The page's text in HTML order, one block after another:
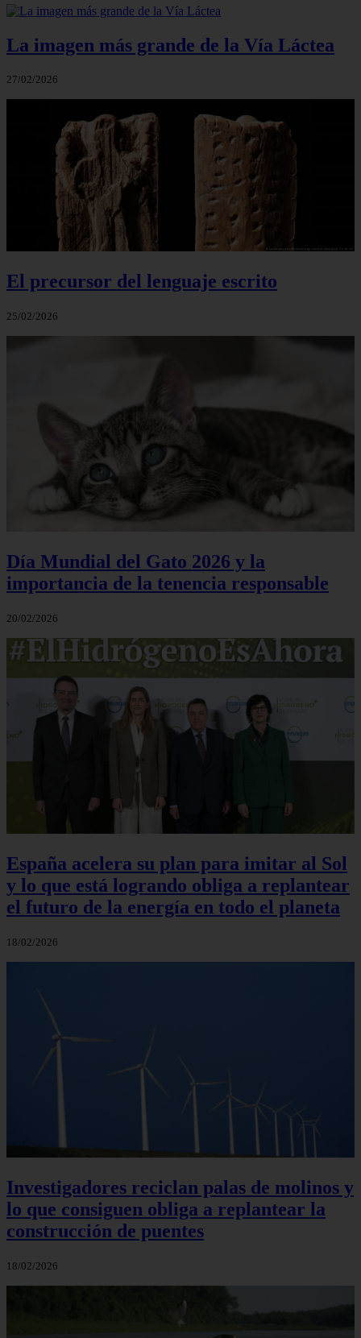
La imagen más grande de la Vía Láctea
27/02/2026
El precursor del lenguaje escrito
25/02/2026
Día Mundial del Gato 2026 y la
importancia de la tenencia responsable
20/02/2026
España acelera su plan para imitar al Sol
y lo que está logrando obliga a replantear
el futuro de la energía en todo el planeta
18/02/2026
Investigadores reciclan palas de molinos y
lo que consiguen obliga a replantear la
construcción de puentes
18/02/2026